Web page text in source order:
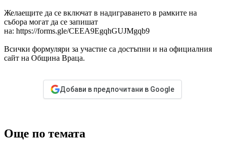
Желаещите да се включат в надиграването в рамките на
събора могат да се запишат
на: https://forms.gle/CEEA9EgqhGUJMgqb9
Всички формуляри за участие са достъпни и на официалния
сайт на Община Враца.
Добави в предпочитани в Google
Още по темата